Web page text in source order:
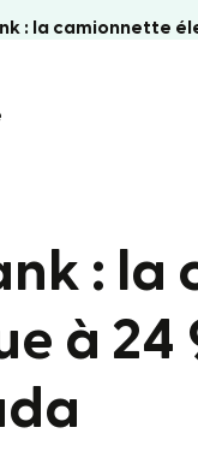
: la camionnette
: la
à 24